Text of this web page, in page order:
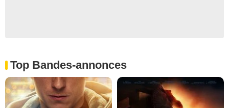
Top Bandes-annonces